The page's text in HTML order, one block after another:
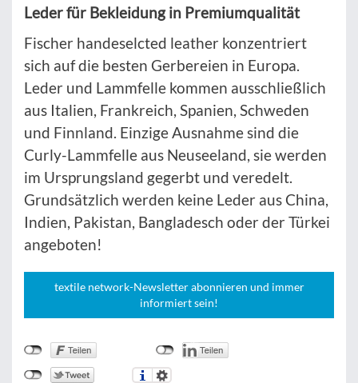
Leder für Bekleidung in Premiumqualität
Fischer handeselcted leather konzentriert
sich auf die besten Gerbereien in Europa.
Leder und Lammfelle kommen ausschließlich
aus Italien, Frankreich, Spanien, Schweden
und Finnland. Einzige Ausnahme sind die
Curly-Lammfelle aus Neuseeland, sie werden
im Ursprungsland gegerbt und veredelt.
Grundsätzlich werden keine Leder aus China,
Indien, Pakistan, Bangladesch oder der Türkei
angeboten!
textile network-Newsletter abonnieren und immer
informiert sein!